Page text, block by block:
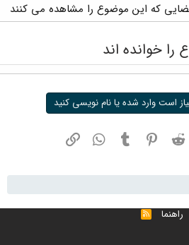
را خوانده اند
است وارد شده یا نام نویسی کنید
توییتر ردیت پینترستتامبلر واتسپ
راهنما خوراک